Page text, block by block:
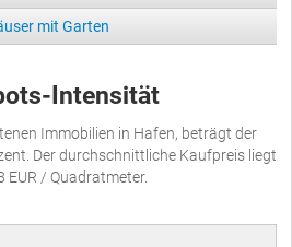
mit Garten
Intensität
Immobilien in Hafen, beträgt der
Der durchschnittliche Kaufpreis liegt
EUR / Quadratmeter.